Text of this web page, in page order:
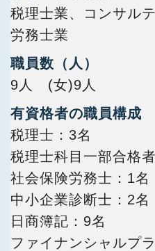
税理士業、コンサル
労務士業
職員数（人）
9人 (女)9人
有資格者の職員構成
税理士
3名
税理士科目一部合格者
社会保険労務士
1名
中小企業診断士
2名
日商簿記
9名
ファイナンシャルプ